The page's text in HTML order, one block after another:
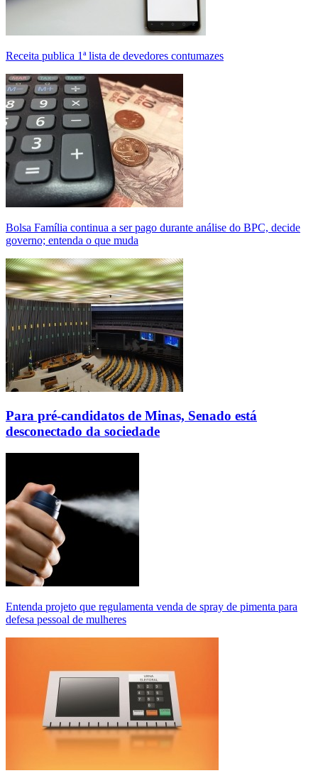
Receita publica 1ª lista de devedores contumazes
Bolsa Família continua a ser pago durante análise do BPC, decide
governo; entenda o que muda
Para pré-candidatos de Minas, Senado está
desconectado da sociedade
Entenda projeto que regulamenta venda de spray de pimenta para
defesa pessoal de mulheres